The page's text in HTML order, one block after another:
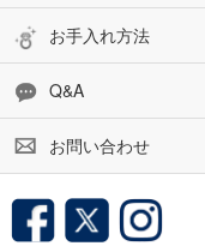
お手入れ方法
Q&A
お問い合わせ